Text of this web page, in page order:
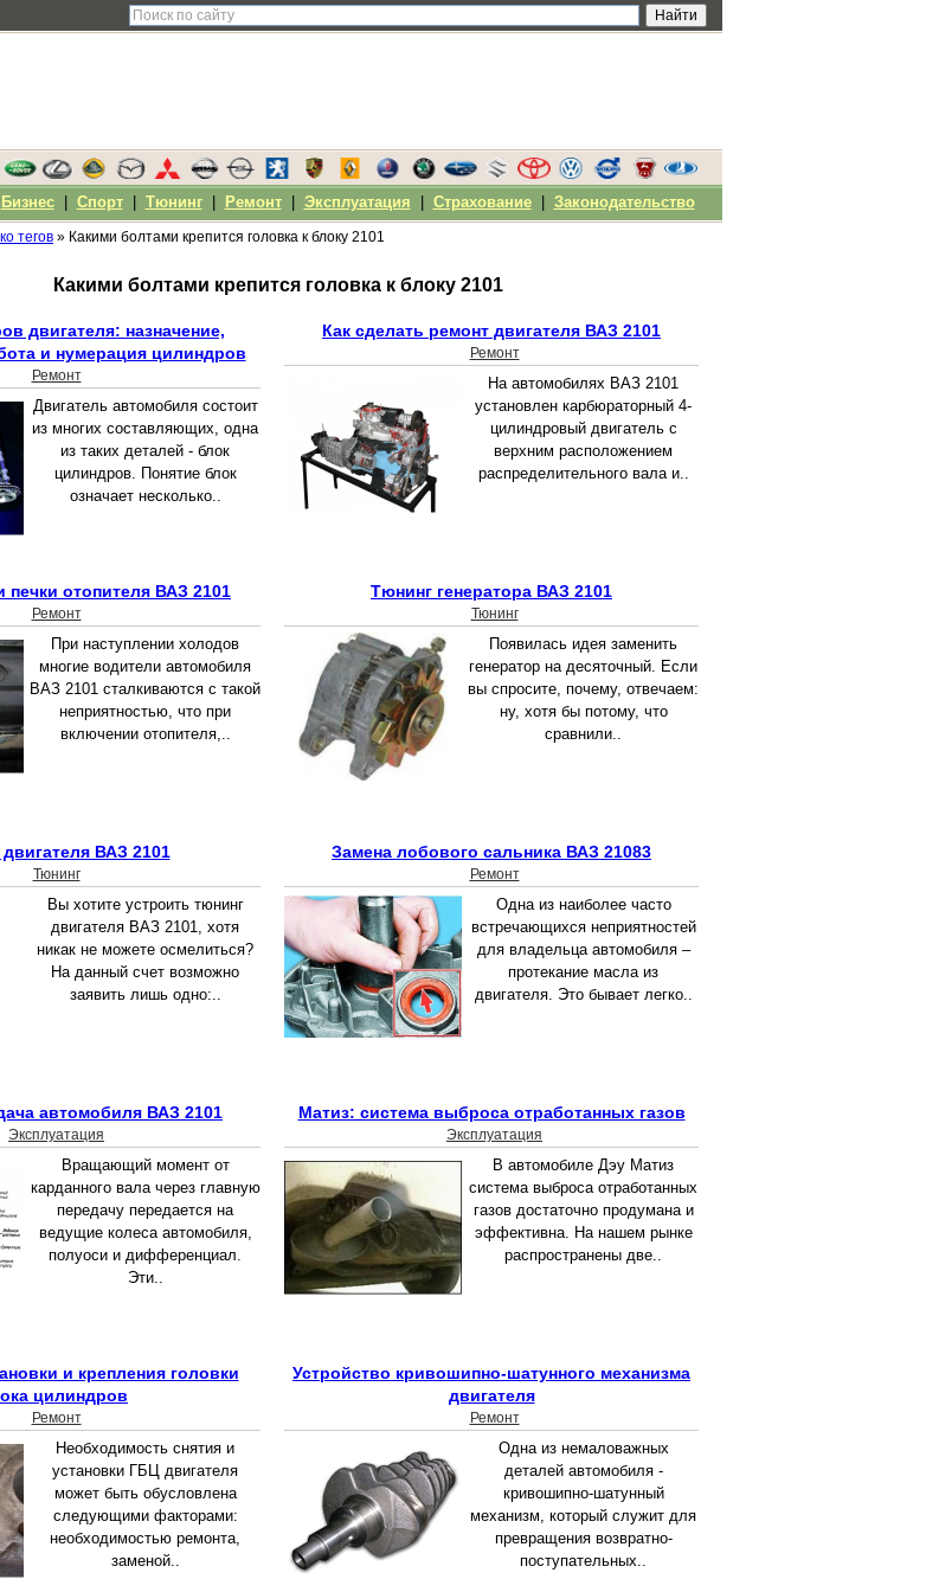
тегов » Какими болтами крепится головка к блоку 2101
Какими болтами крепится головка к блоку 2101
двигателя: назначение,
и нумерация цилиндров
Ремонт
Двигатель автомобиля состоит
из многих составляющих, одна
из таких деталей - блок
цилиндров. Понятие блок
означает несколько..
Как сделать ремонт двигателя ВАЗ 2101
Ремонт
На автомобилях ВАЗ 2101
установлен карбюраторный 4-
цилиндровый двигатель с
верхним расположением
распределительного вала и..
печки отопителя ВАЗ 2101
Ремонт
При наступлении холодов
многие водители автомобиля
ВАЗ 2101 сталкиваются с такой
неприятностью, что при
включении отопителя,..
Тюнинг генератора ВАЗ 2101
Тюнинг
Появилась идея заменить
генератор на десяточный. Если
вы спросите, почему, отвечаем:
ну, хотя бы потому, что
сравнили..
ВАЗ 2101
Тюнинг
Вы хотите устроить тюнинг
двигателя ВАЗ 2101, хотя
никак не можете осмелиться?
На данный счет возможно
заявить лишь одно:..
Замена лобового сальника ВАЗ 21083
Ремонт
Одна из наиболее часто
встречающихся неприятностей
для владельца автомобиля –
протекание масла из
двигателя. Это бывает легко..
автомобиля ВАЗ 2101
Эксплуатация
Вращающий момент от
карданного вала через главную
передачу передается на
ведущие колеса автомобиля,
полуоси и дифференциал.
Эти..
Матиз: система выброса отработанных газов
Эксплуатация
В автомобиле Дэу Матиз
система выброса отработанных
газов достаточно продумана и
эффективна. На нашем рынке
распространены две..
и крепления головки
цилиндров
Ремонт
Необходимость снятия и
установки ГБЦ двигателя
может быть обусловлена
следующими факторами:
необходимостью ремонта,
заменой..
Устройство кривошипно-шатунного механизма
двигателя
Ремонт
Одна из немаловажных
деталей автомобиля -
кривошипно-шатунный
механизм, который служит для
превращения возвратно-
поступательных..
Бизнес| Спорт| Тюнинг| Ремонт| Эксплуатация Страхование| Законодательство